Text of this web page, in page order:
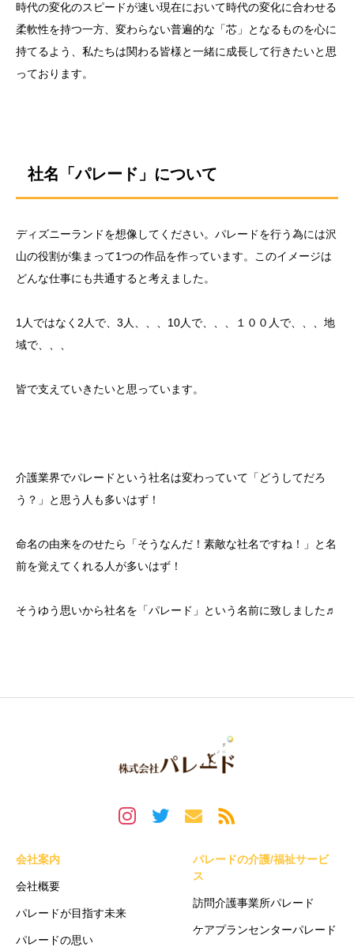
時代の変化のスピードが速い現在において時代の変化に合わせる
柔軟性を持つ一方、変わらない普遍的な「芯」となるものを心に
持てるよう、私たちは関わる皆様と一緒に成長して行きたいと思
っております。
社名「パレード」について
ディズニーランドを想像してください。パレードを行う為には沢
山の役割が集まって1つの作品を作っています。このイメージは
どんな仕事にも共通すると考えました。
1人ではなく2人で、3人、、、10人で、、、１００人で、、、地
域で、、、
皆で支えていきたいと思っています。
介護業界でパレードという社名は変わっていて「どうしてだろ
う？」と思う人も多いはず！
命名の由来をのせたら「そうなんだ！素敵な社名ですね！」と名
前を覚えてくれる人が多いはず！
そうゆう思いから社名を「パレード」という名前に致しました♬
会社案内
会社概要
パレードが目指す未来
パレードの思い
パレードの介護/福祉サービ
ス
訪問介護事業所パレード
ケアプランセンターパレード